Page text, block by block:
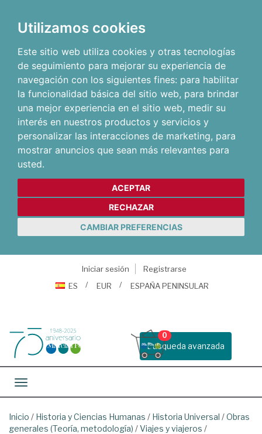
Utilizamos cookies
Este sitio web utiliza cookies y otras tecnologías
de seguimiento para mejorar su experiencia de
navegación con los siguientes fines: para habilitar
la funcionalidad básica del sitio web, para brindar
una mejor experiencia en el sitio web, medir su
interés en nuestros productos y servicios y
personalizar las interacciones de marketing, para
mostrar anuncios que sean más relevantes para
usted.
ACEPTAR
RECHAZAR
CAMBIAR PREFERENCIAS
Iniciar sesión
Registrarse
ES
EUR ESPAÑA PENINSULAR
Busqueda avanzada
0
Toggle navigation
Inicio / Historia y Ciencias Humanas / Historia Universal /Obras
generales (Teoría, metodología) /Viajes y viajeros /